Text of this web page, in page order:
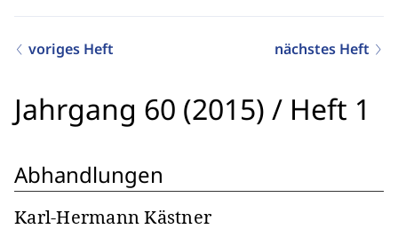
voriges Heft nächstes Heft
Jahrgang 60 (2015) / Heft 1
Abhandlungen
Karl-Hermann Kästner